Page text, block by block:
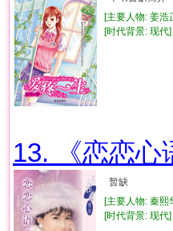
[主要人物: 姜
[时代背景: 现
13. 《恋恋心
暂缺
[主要人物: 秦
[时代背景: 现